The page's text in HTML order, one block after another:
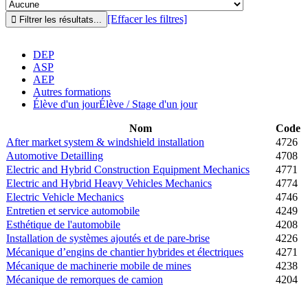
[Effacer les filtres]
DEP
ASP
AEP
Autres formations
Élève d'un jourÉlève / Stage d'un jour
Nom
Code
After market system & windshield installation
4726
Automotive Detailling
4708
Electric and Hybrid Construction Equipment Mechanics
4771
Electric and Hybrid Heavy Vehicles Mechanics
4774
Electric Vehicle Mechanics
4746
Entretien et service automobile
4249
Esthétique de l'automobile
4208
Installation de systèmes ajoutés et de pare-brise
4226
Mécanique d’engins de chantier hybrides et électriques
4271
Mécanique de machinerie mobile de mines
4238
Mécanique de remorques de camion
4204